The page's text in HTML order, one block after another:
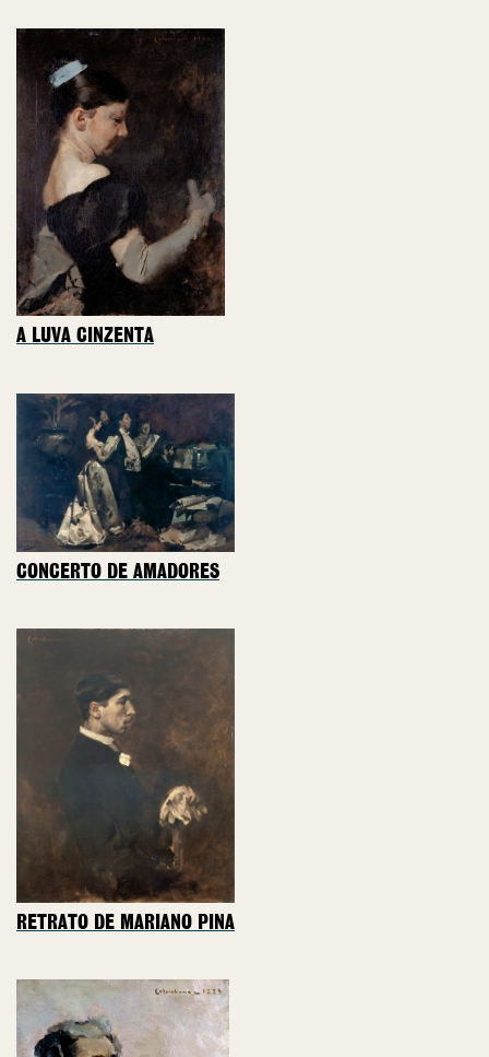
A LUVA CINZENTA
CONCERTO DE AMADORES
RETRATO DE MARIANO PINA